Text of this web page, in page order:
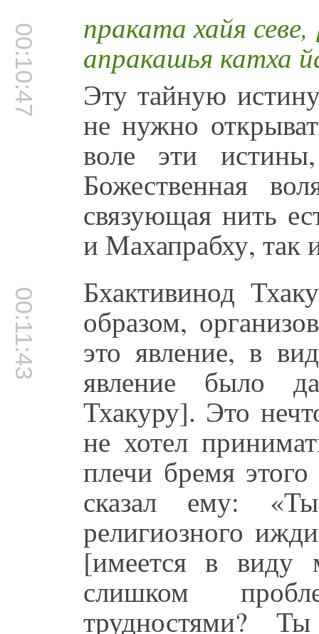
00:10:47 праката хайя
апракашья катха
Эту тайную
не нужно
воле эти
Божественная
связующая нить
и Махапрабху, так
00:11:43 Бхактивинод
образом,
это явление, в
явление было
Тхакуру]. Это
не хотел
плечи бремя
сказал ему:
религиозного
[имеется в виду
слишком
трудностями?